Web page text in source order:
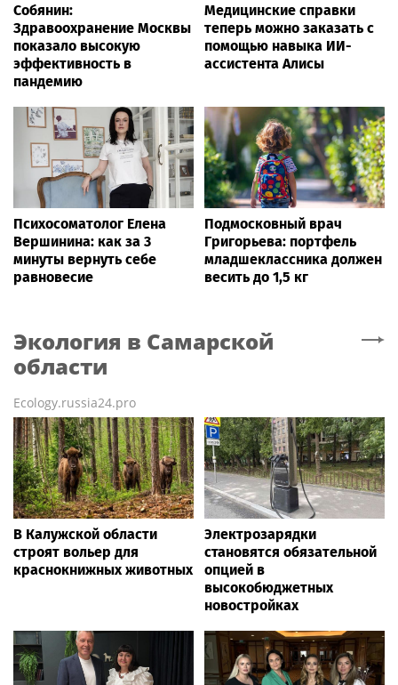
Собянин:
Здравоохранение Москвы
показало высокую
эффективность в
пандемию
Медицинские справки
теперь можно заказать с
помощью навыка ИИ-
ассистента Алисы
Психосоматолог Елена
Вершинина: как за 3
минуты вернуть себе
равновесие
Подмосковный врач
Григорьева: портфель
младшеклассника должен
весить до 1,5 кг
Экология в Самарской
области
Ecology.russia24.pro
В Калужской области
строят вольер для
краснокнижных животных
Электрозарядки
становятся обязательной
опцией в
высокобюджетных
новостройках